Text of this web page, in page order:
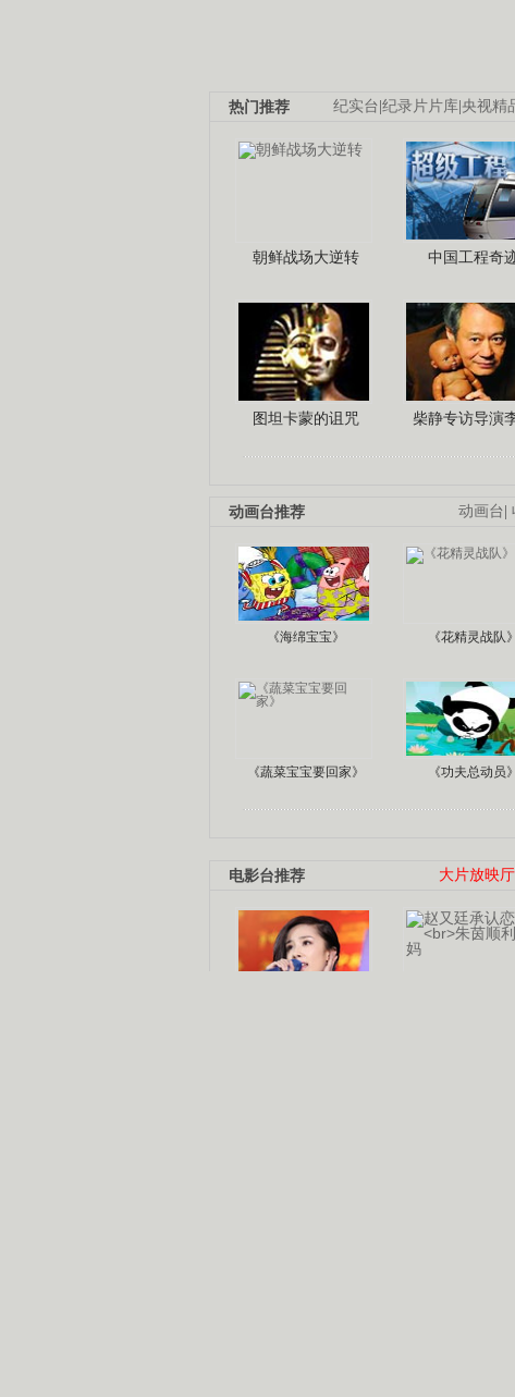
纪实台 纪录片片库 央视精
热门推荐
朝鲜战场大逆转 中国工程奇
图坦卡蒙的诅咒 柴静专访导演
动画台
动画台推荐
《海绵宝宝》 《花精灵战队》
《蔬菜宝宝要回家》 《功夫总动员》
大片放映厅
电影台推荐